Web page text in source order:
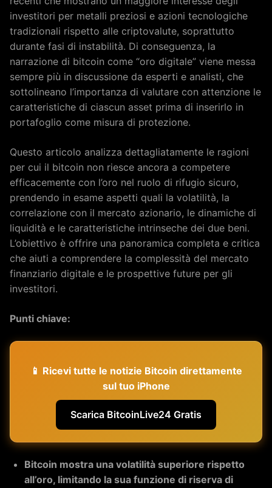
investitori per metalli preziosi e azioni tecnologiche
tradizionali rispetto alle criptovalute, soprattutto
durante fasi di instabilità. Di conseguenza, la
narrazione di bitcoin come “oro digitale” viene messa
sempre più in discussione da esperti e analisti, che
sottolineano l’importanza di valutare con attenzione le
caratteristiche di ciascun asset prima di inserirlo in
portafoglio come misura di protezione.
Questo articolo analizza dettagliatamente le ragioni
per cui il bitcoin non riesce ancora a competere
efficacemente con l’oro nel ruolo di rifugio sicuro,
prendendo in esame aspetti quali la volatilità, la
correlazione con il mercato azionario, le dinamiche di
liquidità e le caratteristiche intrinseche dei due beni.
L’obiettivo è offrire una panoramica completa e critica
che aiuti a comprendere la complessità del mercato
finanziario digitale e le prospettive future per gli
investitori.
Punti chiave:
📱 Ricevi tutte le notizie Bitcoin direttamente
sul tuo iPhone
Scarica BitcoinLive24 Gratis
Bitcoin mostra una volatilità superiore rispetto
all’oro, limitando la sua funzione di riserva di